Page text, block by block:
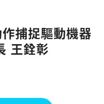
捕捉驅動機器
王銓彰